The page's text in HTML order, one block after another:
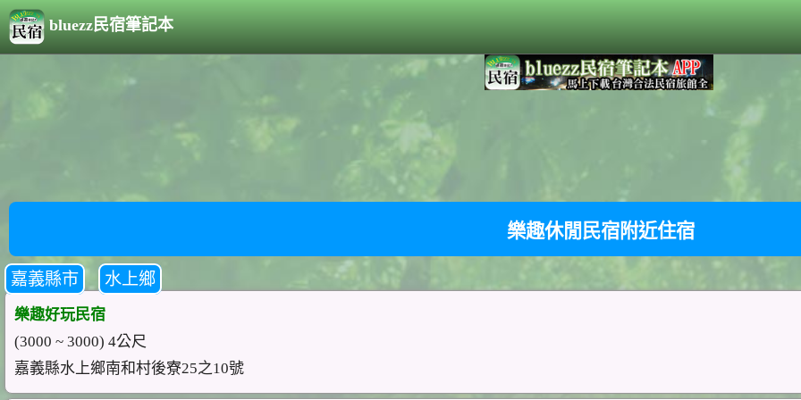
bluezz民宿筆記本
樂趣休閒民宿附近住宿
嘉義縣市 水上鄉
樂趣好玩民宿
(3000 ~ 3000) 4公尺
嘉義縣水上鄉南和村後寮25之10號